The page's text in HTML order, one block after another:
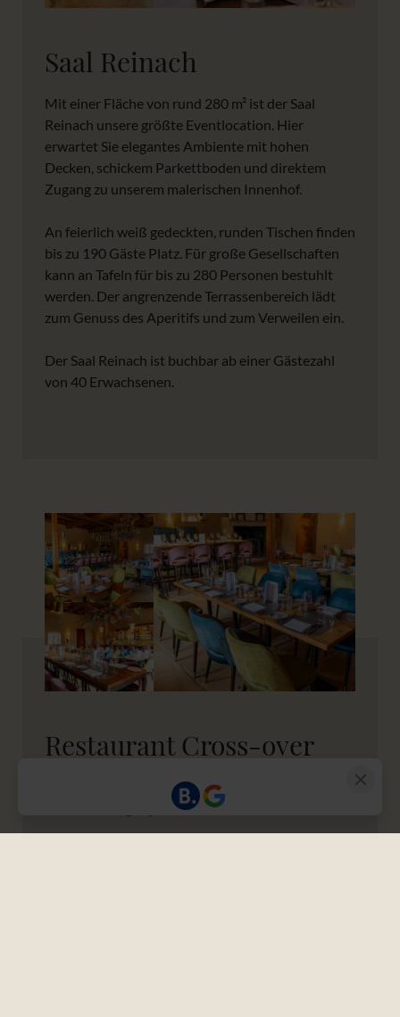
Saal Reinach
Mit einer Fläche von rund 280 m² ist der Saal
Reinach unsere größte Eventlocation. Hier
erwartet Sie elegantes Ambiente mit hohen
Decken, schickem Parkettboden und direktem
Zugang zu unserem malerischen Innenhof.
An feierlich weiß gedeckten, runden Tischen finden
bis zu 190 Gäste Platz. Für große Gesellschaften
kann an Tafeln für bis zu 280 Personen bestuhlt
werden. Der angrenzende Terrassenbereich lädt
zum Genuss des Aperitifs und zum Verweilen ein.
Der Saal Reinach ist buchbar ab einer Gästezahl
von 40 Erwachsenen.
Restaurant Cross-over
Unser Restaurant Cross-over eignet sich für
Veranstaltungen jeder Art.